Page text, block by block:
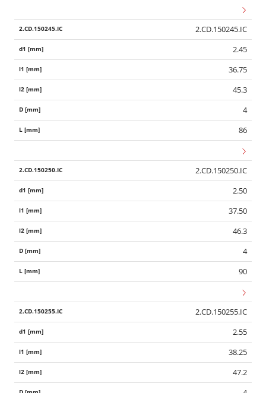
2.CD.150245.IC
2.45
36.75
45.3
4
86
2.CD.150250.IC
2.50
37.50
46.3
4
90
2.CD.150255.IC
2.55
38.25
47.2